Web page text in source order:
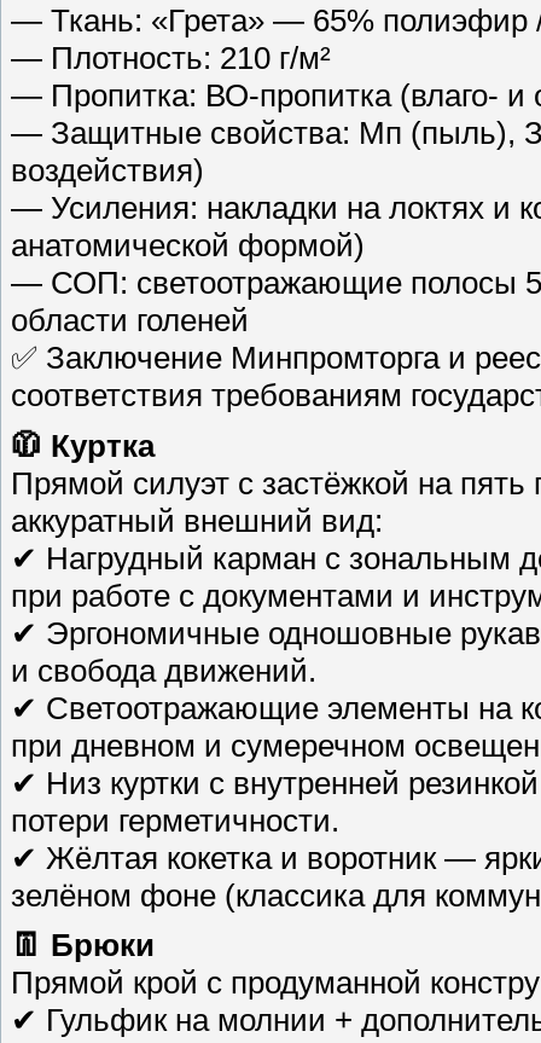
— Ткань: «Грета» — 65% полиэфир
— Плотность: 210 г/м²
— Пропитка: ВО-пропитка (влаго- и
— Защитные свойства: Мп (пыль), З
воздействия)
— Усиления: накладки на локтях и
анатомической формой)
— СОП: светоотражающие полосы
области голеней
✅ Заключение Минпромторга и
соответствия требованиям
🧥 Куртка
Прямой силуэт с застёжкой на
аккуратный внешний вид:
✔ Нагрудный карман с зональным
при работе с документами и
✔ Эргономичные одношовные
и свобода движений.
✔ Светоотражающие элементы на
при дневном и сумеречном
✔ Низ куртки с внутренней
потери герметичности.
✔ Жёлтая кокетка и воротник —
зелёном фоне (классика для
👖 Брюки
Прямой крой с продуманной
✔ Гульфик на молнии +